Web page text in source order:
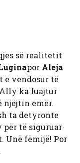
së realitetit
por Aleja
e vendosur të
ka luajtur
njëjtin emër.
ta detyronte
për të siguruar
Unë fëmijë! Por